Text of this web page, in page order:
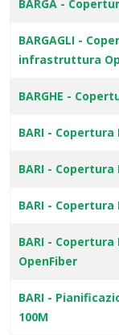
BARGA -
BARGAGLI -
infrastruttura
BARGHE -
BARI - Copertura
BARI -
BARI -
BARI -
OpenFiber
BARI -
100M